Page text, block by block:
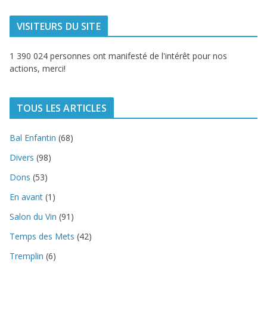
VISITEURS DU SITE
1 390 024 personnes ont manifesté de l'intérêt pour nos
actions, merci!
TOUS LES ARTICLES
Bal Enfantin (68)
Divers (98)
Dons (53)
En avant (1)
Salon du Vin (91)
Temps des Mets (42)
Tremplin (6)